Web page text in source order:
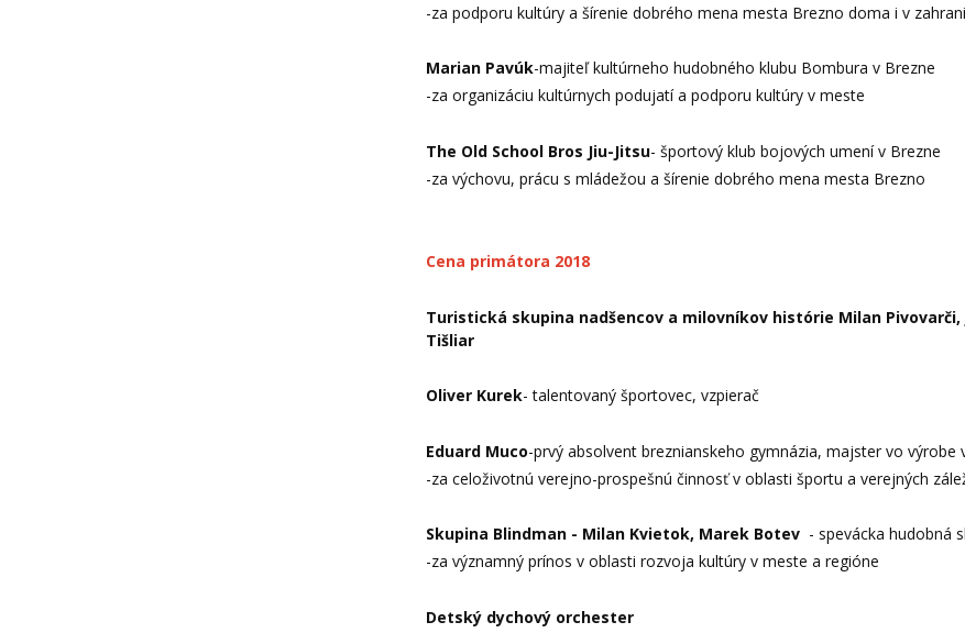
-za podporu kultúry a šírenie dobrého mena mesta Brezno doma i v
Marian Pavúk-majiteľ kultúrneho hudobného klubu Bombura v Brezne
-za organizáciu kultúrnych podujatí a podporu kultúry v meste
The Old School Bros Jiu-Jitsu- športový klub bojových umení v Brezne
-za výchovu, prácu s mládežou a šírenie dobrého mena mesta Brezno
Cena primátora 2018
Turistická skupina nadšencov a milovníkov histórie Milan Pivovarči,
Tišliar
Oliver Kurek- talentovaný športovec, vzpierač
Eduard Muco-prvý absolvent breznianskeho gymnázia, majster vo výrobe
-za celoživotnú verejno-prospešnú činnosť v oblasti športu a verejných
Skupina Blindman - Milan Kvietok, Marek Botev - spevácka
-za významný prínos v oblasti rozvoja kultúry v meste a regióne
Detský dychový orchester